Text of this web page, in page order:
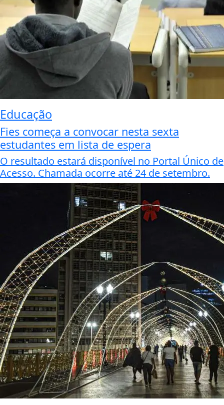
Educação
Fies começa a convocar nesta sexta
estudantes em lista de espera
O resultado estará disponível no Portal Único de
Acesso. Chamada ocorre até 24 de setembro.